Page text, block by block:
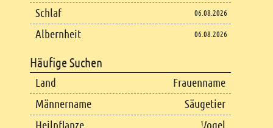
Schlaf 06.08.2026
Albernheit 06.08.2026
Häufige Suchen
Land
Frauenname
Männername
Säugetier